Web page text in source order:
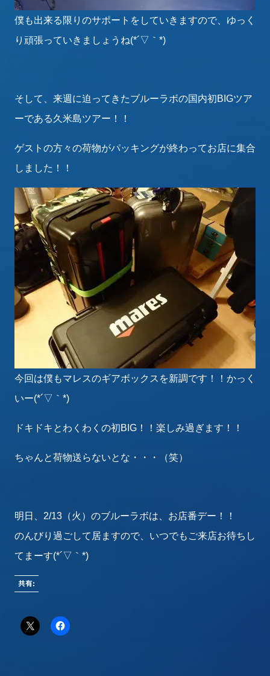
僕も出来る限りのサポートをしていきますので、ゆっく
り頑張っていきましょうね(*´▽｀*)
そして、来週に迫ってきたブルーラボの国内初BIGツア
ーである久米島ツアー！！
ゲストの方々の荷物がパッキングが終わってお店に集合
しました！！
今回は僕もマレスのギアボックスを新調です！！かっく
いー(*´▽｀*)
ドキドキとわくわくの初BIG！！楽しみ過ぎます！！
ちゃんと荷物送らないとな・・・（笑）
明日、2/13（火）のブルーラボは、お店番デー！！
のんびり過ごして居ますので、いつでもご来店お待ちし
てまーす(*´▽｀*)
共有: